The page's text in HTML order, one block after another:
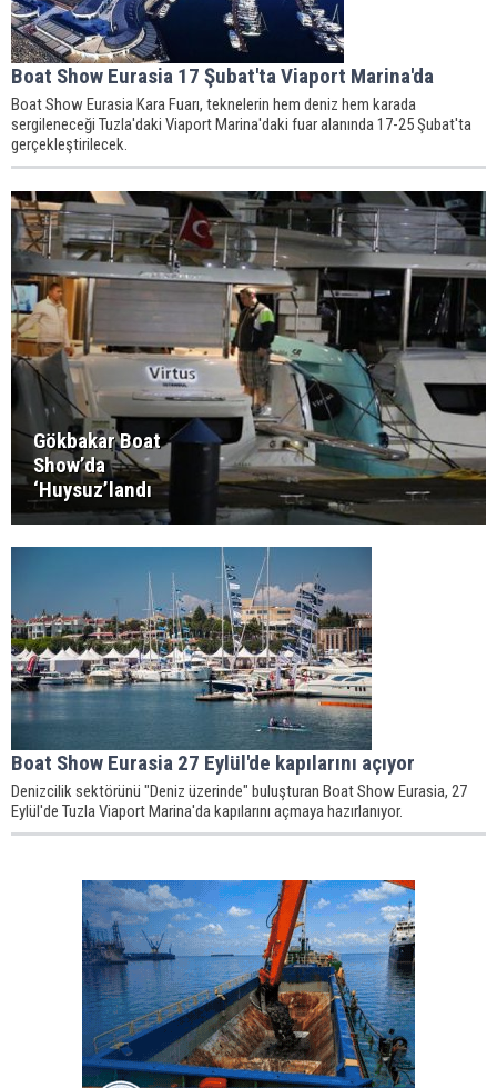
Boat Show Eurasia 17 Şubat'ta Viaport Marina'da
Boat Show Eurasia Kara Fuarı, teknelerin hem deniz hem karada
sergileneceği Tuzla'daki Viaport Marina'daki fuar alanında 17-25 Şubat'ta
gerçekleştirilecek.
Gökbakar Boat
Show’da
‘Huysuz’landı
Boat Show Eurasia 27 Eylül'de kapılarını açıyor
Denizcilik sektörünü "Deniz üzerinde" buluşturan Boat Show Eurasia, 27
Eylül'de Tuzla Viaport Marina'da kapılarını açmaya hazırlanıyor.